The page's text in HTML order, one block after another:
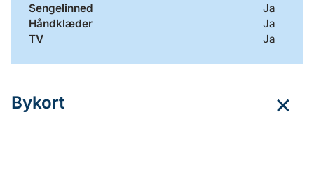
Sengelinned
Ja
Håndklæder
Ja
TV
Ja
Bykort